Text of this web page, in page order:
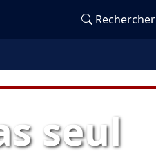
Rechercher
seul